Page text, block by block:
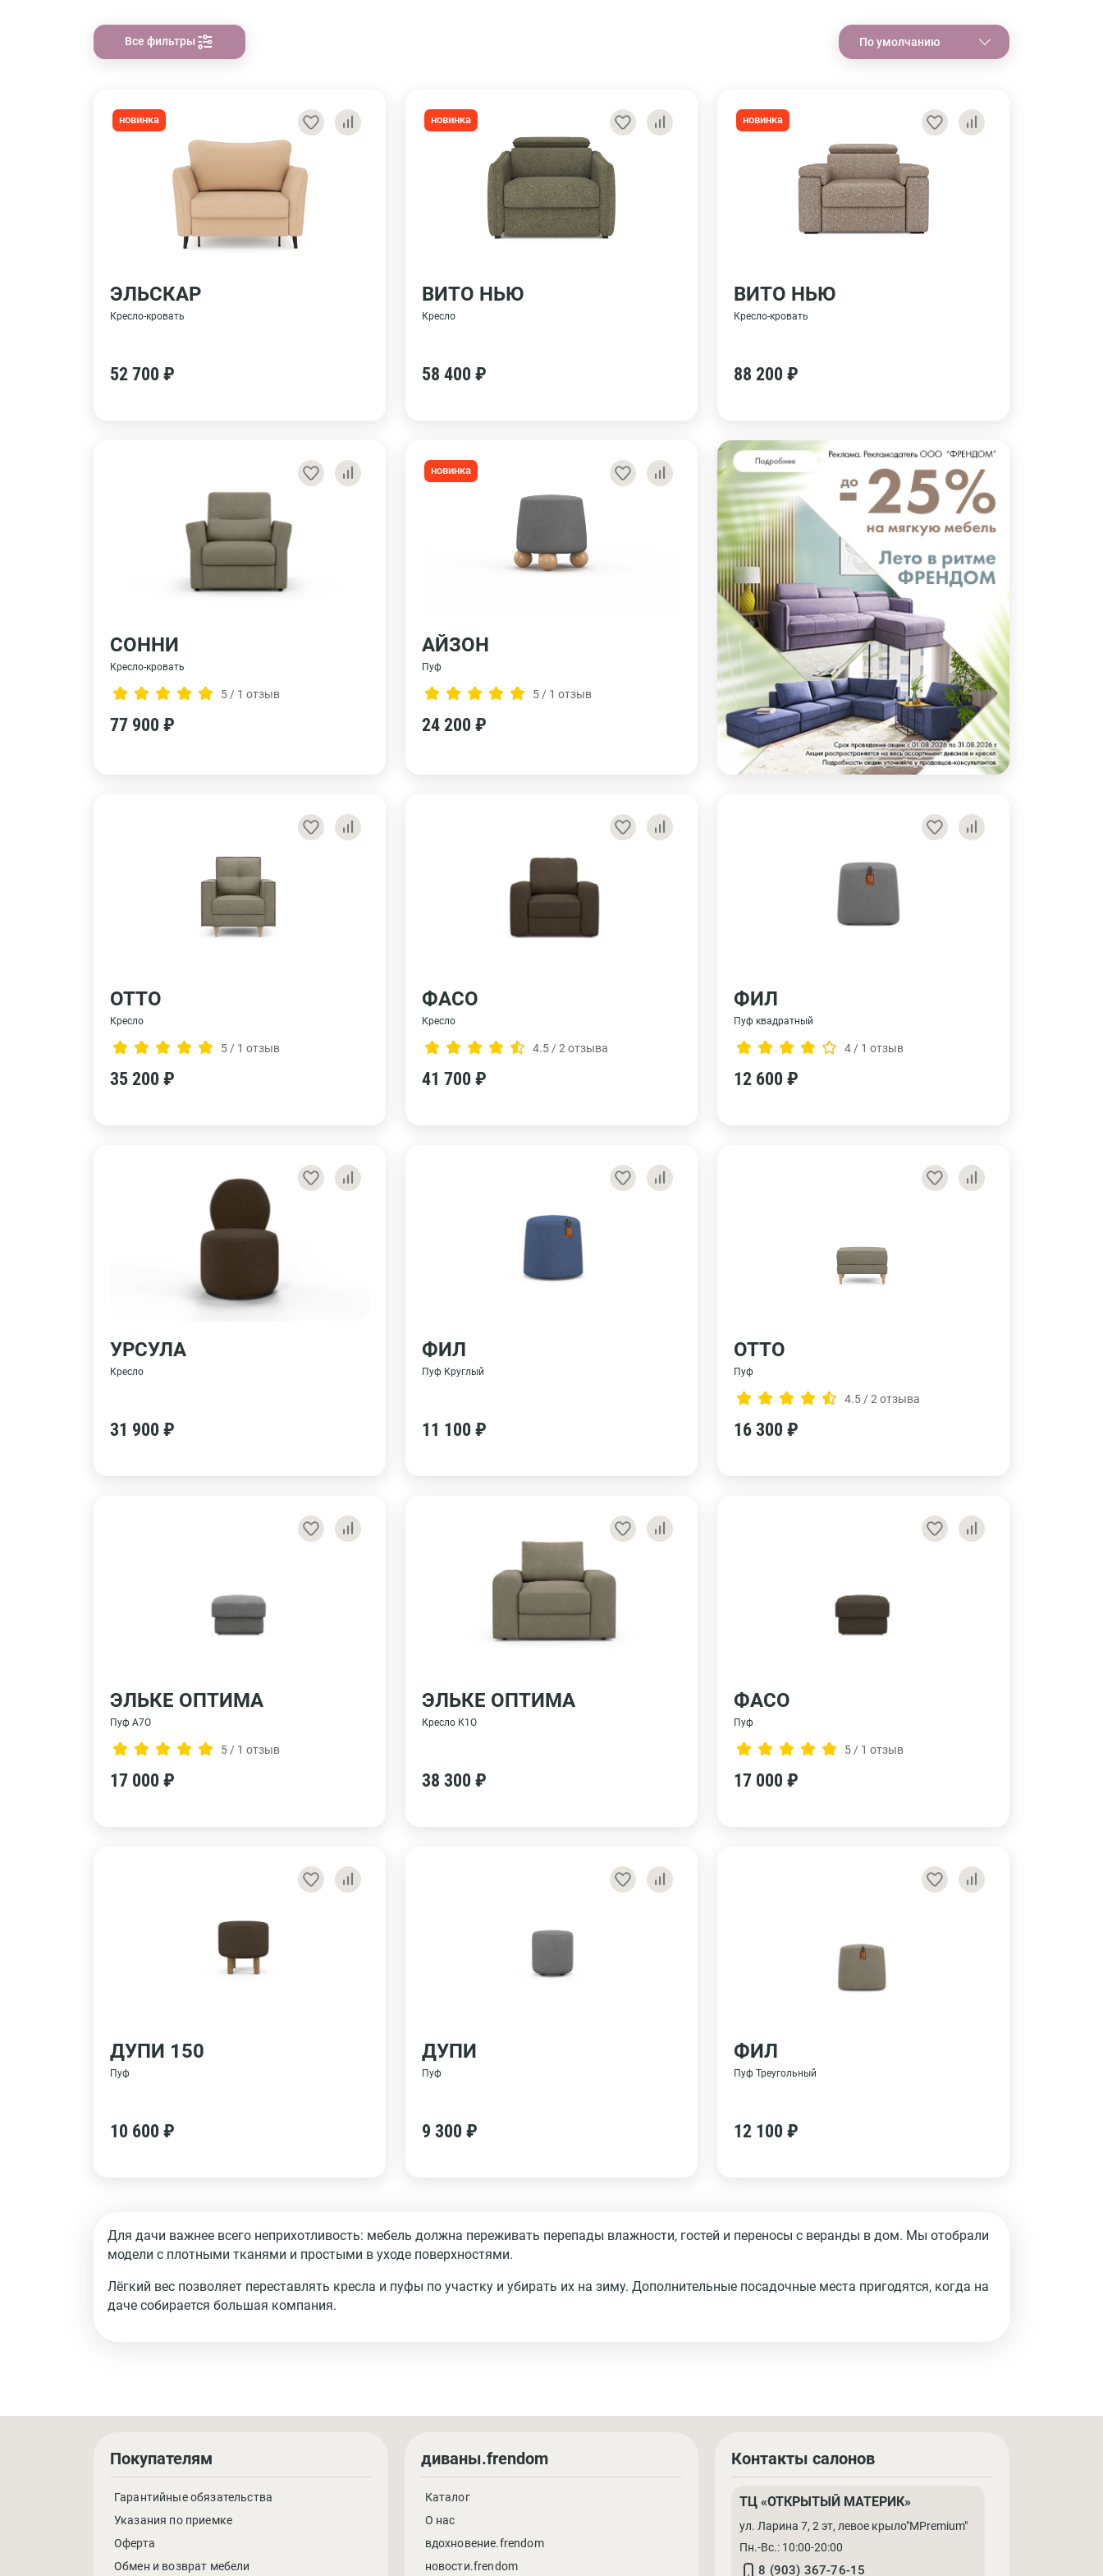
Все фильтры По умолчанию
новинка
ЭЛЬСКАР
Кресло-кровать
52 700 ₽
новинка
ВИТО НЬЮ
Кресло
58 400 ₽
новинка
ВИТО НЬЮ
Кресло-кровать
88 200 ₽
СОННИ
Кресло-кровать
5 / 1 отзыв
77 900 ₽
новинка
АЙЗОН
Пуф
5 / 1 отзыв
24 200 ₽
ОТТО
Кресло
5 / 1 отзыв
35 200 ₽
ФАСО
Кресло
4.5 / 2 отзыва
41 700 ₽
ФИЛ
Пуф квадратный
4 / 1 отзыв
12 600 ₽
УРСУЛА
Кресло
31 900 ₽
ФИЛ
Пуф Круглый
11 100 ₽
ОТТО
Пуф
4.5 / 2 отзыва
16 300 ₽
ЭЛЬКЕ ОПТИМА
Пуф А7О
5 / 1 отзыв
17 000 ₽
ЭЛЬКЕ ОПТИМА
Кресло К1О
38 300 ₽
ФАСО
Пуф
5 / 1 отзыв
17 000 ₽
ДУПИ 150
Пуф
10 600 ₽
ДУПИ
Пуф
9 300 ₽
ФИЛ
Пуф Треугольный
12 100 ₽
Для дачи важнее всего неприхотливость: мебель должна переживать перепады влажности, гостей и переносы с веранды в дом. Мы отобрали
модели с плотными тканями и простыми в уходе поверхностями.
Лёгкий вес позволяет переставлять кресла и пуфы по участку и убирать их на зиму. Дополнительные посадочные места пригодятся, когда на
даче собирается большая компания.
Покупателям
Гарантийные обязательства
Указания по приемке
Оферта
Обмен и возврат мебели
диваны.frendom
Каталог
О нас
вдохновение.frendom
новости.frendom
Контакты салонов
ТЦ «ОТКРЫТЫЙ МАТЕРИК»
ул. Ларина 7, 2 эт, левое крыло"MPremium"
Пн.-Вс.: 10:00-20:00
8 (903) 367-76-15